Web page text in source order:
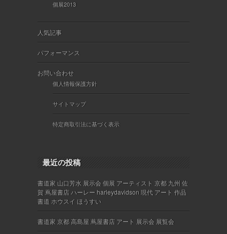
個展2013
人気記事
パフォーマンス
お問い合わせ
個人情報保護方針
サイトマップ
特定商取引法に基づく表示
最近の投稿
書道家 山口芳水 展示会 個展 アーティスト 京都 九州 佐
賀 蔦屋書店 ハーレー harleydavidson 現代 アート 作品
書道 ホウスイ ほうすい
書道家 京都 高島屋 蔦屋書店 アート 展示会 展覧会